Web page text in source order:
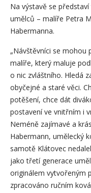
Na výstavě se
umělců – malíře Petra
Habermanna.
„Návštěvníci se mohou
malíře, který maluje
o nic zvláštního. Hledá
obyčejné a staré věci.
potěšení, chce dát
postavení ve vnitřním i
Neméně zajímavé a
Habermann, umělecký
samotě Klátovec
jako třetí generace
originálem vytvořeným
zpracováno ručním